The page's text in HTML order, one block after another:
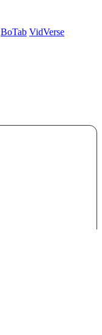
BoTab VidVerse